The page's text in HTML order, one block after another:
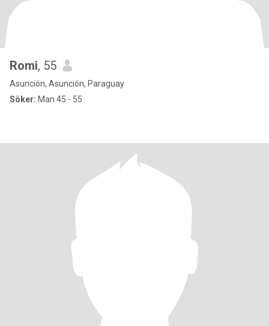
Romi, 55
Asunción, Asunción, Paraguay
Söker: Man 45 - 55